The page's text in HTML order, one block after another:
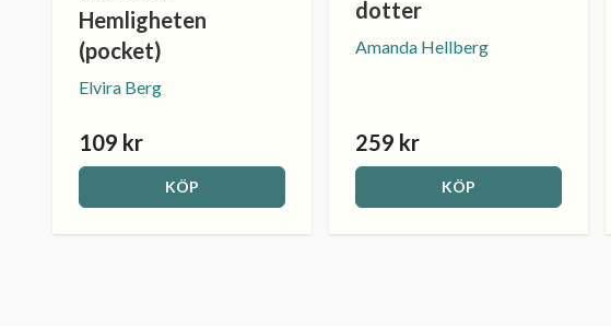
Hemligheten
(pocket)
Elvira Berg
109 kr
KÖP
dotter
Amanda Hellberg
259 kr
KÖP